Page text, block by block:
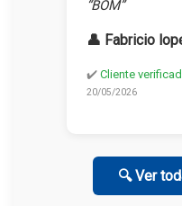
“BOM”
👤 Fabricio
✔️ Cliente
20/05/2026
🔍 Ver